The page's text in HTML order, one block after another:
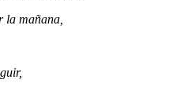
la mañana,